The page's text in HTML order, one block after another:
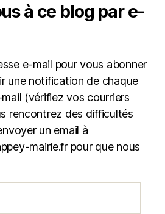
à ce blog par e-
e-mail pour vous abonner
une notification de chaque
(vérifiez vos courriers
rencontrez des difficultés
un email à
mairie.fr pour que nous